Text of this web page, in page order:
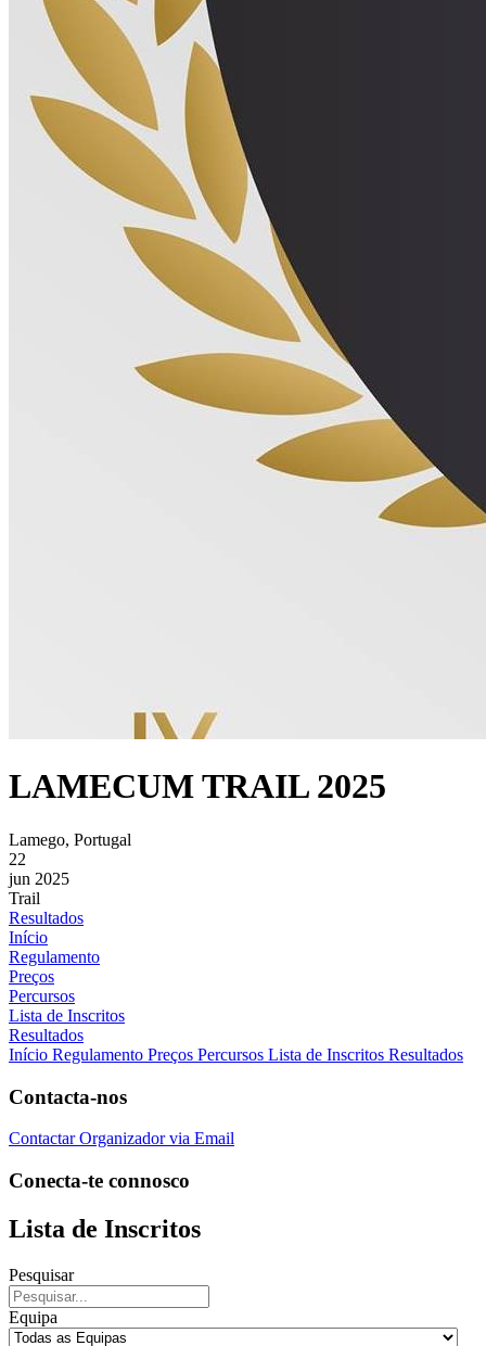
LAMECUM TRAIL 2025
Lamego, Portugal
22
jun 2025
Trail
Resultados
Início
Regulamento
Preços
Percursos
Lista de Inscritos
Resultados
Início Regulamento Preços Percursos Lista de Inscritos Resultados
Contacta-nos
Contactar Organizador via Email
Conecta-te connosco
Lista de Inscritos
Pesquisar
Equipa